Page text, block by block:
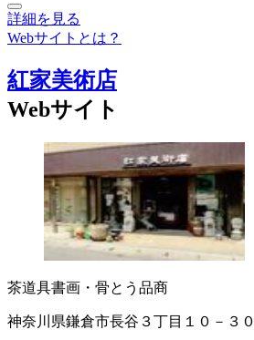
詳細を見る
Webサイトとは？
紅家美術店
Webサイト
茶道具書画・骨とう品商
神奈川県鎌倉市長谷３丁目１０－３０